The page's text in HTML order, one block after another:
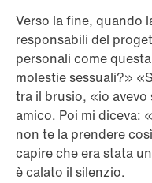
Verso la fine, quando
responsabili del
personali come
molestie sessuali?»
tra il brusio, «io
amico. Poi mi diceva:
non te la prendere
capire che era stata
è calato il silenzio.